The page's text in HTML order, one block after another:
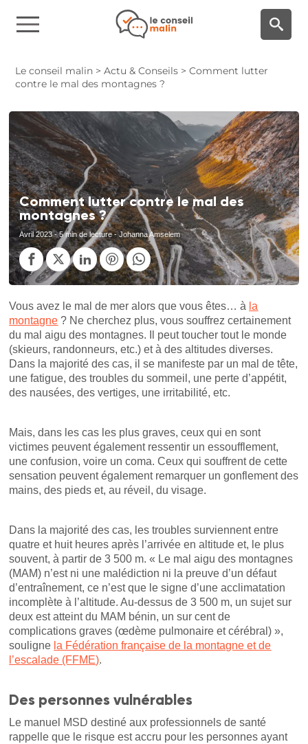
Le conseil malin >Actu & Conseils >Comment lutter
contre le mal des montagnes ?
Comment lutter contre le mal des
montagnes ?
Avril 2023- 5 min de lecture - Johanna Amselem
Vous avez le mal de mer alors que vous êtes… à la
montagne ? Ne cherchez plus, vous souffrez certainement
du mal aigu des montagnes. Il peut toucher tout le monde
(skieurs, randonneurs, etc.) et à des altitudes diverses.
Dans la majorité des cas, il se manifeste par un mal de tête,
une fatigue, des troubles du sommeil, une perte d’appétit,
des nausées, des vertiges, une irritabilité, etc.
Mais, dans les cas les plus graves, ceux qui en sont
victimes peuvent également ressentir un essoufflement,
une confusion, voire un coma. Ceux qui souffrent de cette
sensation peuvent également remarquer un gonflement des
mains, des pieds et, au réveil, du visage.
Dans la majorité des cas, les troubles surviennent entre
quatre et huit heures après l’arrivée en altitude et, le plus
souvent, à partir de 3 500 m. « Le mal aigu des montagnes
(MAM) n’est ni une malédiction ni la preuve d’un défaut
d’entraînement, ce n’est que le signe d’une acclimatation
incomplète à l’altitude. Au-dessus de 3 500 m, un sujet sur
deux est atteint du MAM bénin, un sur cent de
complications graves (œdème pulmonaire et cérébral) »,
souligne la Fédération française de la montagne et de
l’escalade (FFME).
Des personnes vulnérables
Le manuel MSD destiné aux professionnels de santé
rappelle que le risque est accru pour les personnes ayant